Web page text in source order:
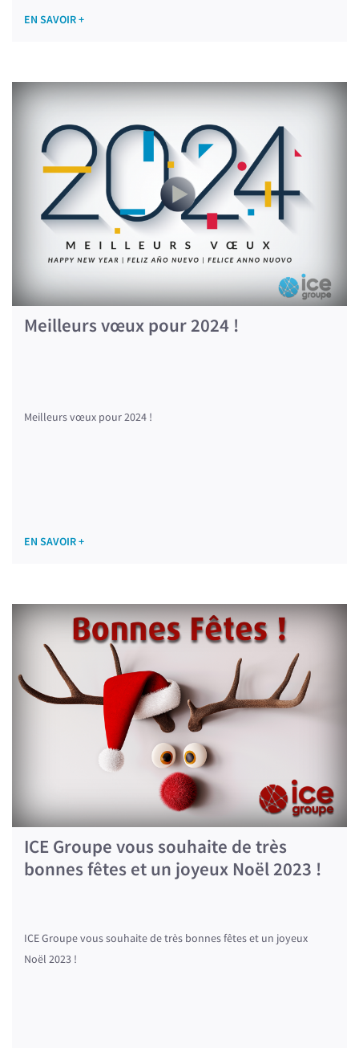
EN SAVOIR +
Meilleurs vœux pour 2024 !
Meilleurs vœux pour 2024 !
EN SAVOIR +
ICE Groupe vous souhaite de très
bonnes fêtes et un joyeux Noël 2023 !
ICE Groupe vous souhaite de très bonnes fêtes et un joyeux
Noël 2023 !